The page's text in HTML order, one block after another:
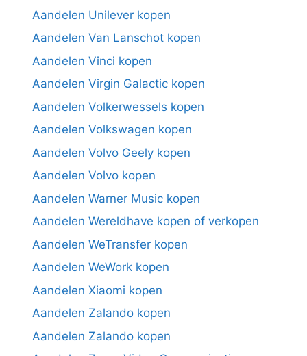
Aandelen Unilever kopen
Aandelen Van Lanschot kopen
Aandelen Vinci kopen
Aandelen Virgin Galactic kopen
Aandelen Volkerwessels kopen
Aandelen Volkswagen kopen
Aandelen Volvo Geely kopen
Aandelen Volvo kopen
Aandelen Warner Music kopen
Aandelen Wereldhave kopen of verkopen
Aandelen WeTransfer kopen
Aandelen WeWork kopen
Aandelen Xiaomi kopen
Aandelen Zalando kopen
Aandelen Zalando kopen